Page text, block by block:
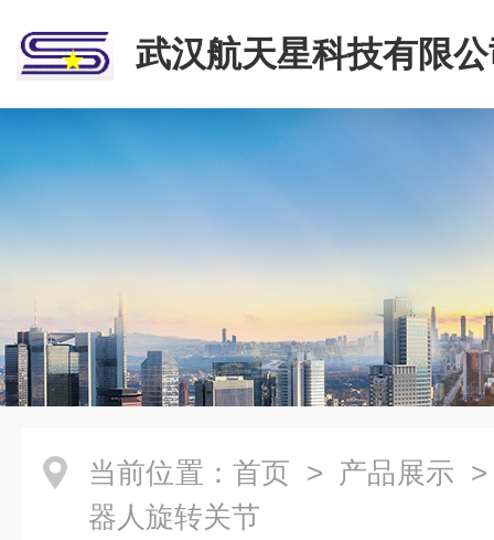
武汉航天星科技有限
当前位置： 首页 > 产品展示
器人旋转关节